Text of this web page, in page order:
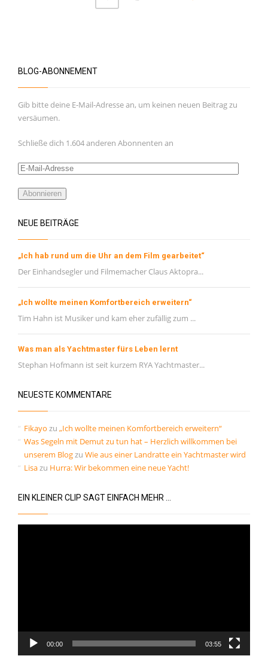
BLOG-ABONNEMENT
Gib bitte deine E-Mail-Adresse an, um keinen neuen Beitrag zu
versäumen.
Schließe dich 1.604 anderen Abonnenten an
E-
Adresse
Abonnieren
NEUE BEITRÄGE
„Ich hab rund um die Uhr an dem Film gearbeitet“
Der Einhandsegler und Filmemacher Claus Aktopra...
„Ich wollte meinen Komfortbereich erweitern“
Tim Hahn ist Musiker und kam eher zufällig zum ...
Was man als Yachtmaster fürs Leben lernt
Stephan Hofmann ist seit kurzem RYA Yachtmaster...
NEUESTE KOMMENTARE
Fikayo zu „Ich wollte meinen Komfortbereich erweitern“
Was Segeln mit Demut zu tun hat – Herzlich willkommen bei
unserem Blogzu Wie aus einer Landratte ein Yachtmaster wird
Lisazu Hurra: Wir bekommen eine neue Yacht!
EIN KLEINER CLIP SAGT EINFACH MEHR …
00:00 03:55